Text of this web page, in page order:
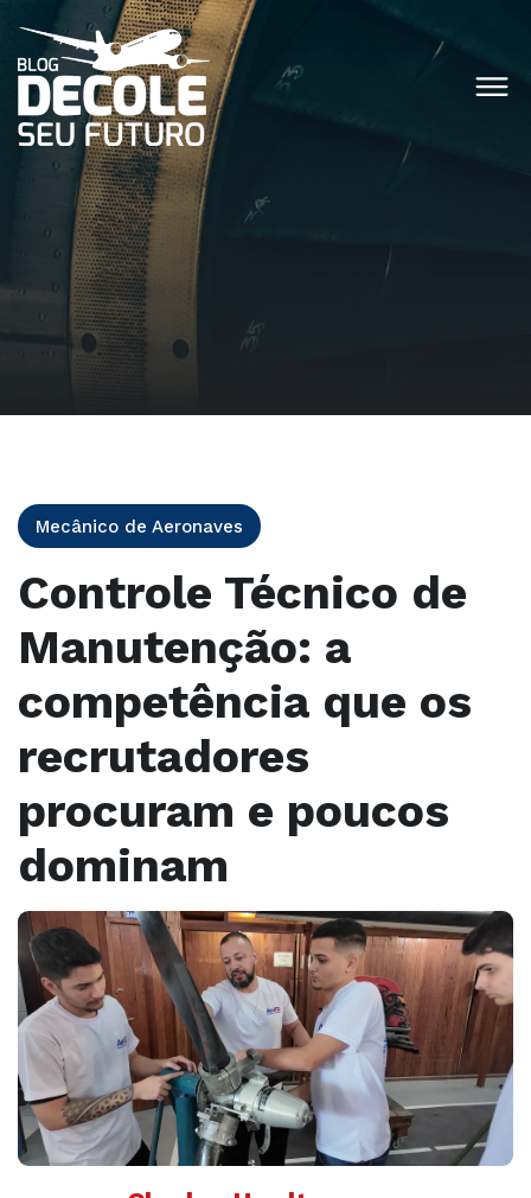
Mecânico de Aeronaves
Controle Técnico de
Manutenção: a
competência que os
recrutadores
procuram e poucos
dominam